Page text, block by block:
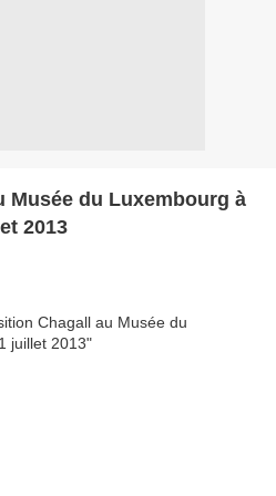
Musée du Luxembourg à
2013